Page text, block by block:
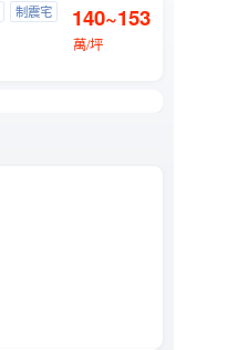
制震宅
140~153
萬/坪